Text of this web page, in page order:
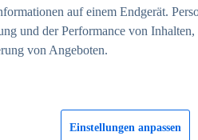
auf einem Endgerät.
und der Performance von
von Angeboten.
Einstellungen anpassen